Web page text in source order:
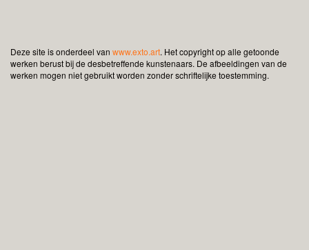
Deze site is onderdeel van www.exto.art. Het copyright op alle getoonde
werken berust bij de desbetreffende kunstenaars. De afbeeldingen van de
werken mogen niet gebruikt worden zonder schriftelijke toestemming.